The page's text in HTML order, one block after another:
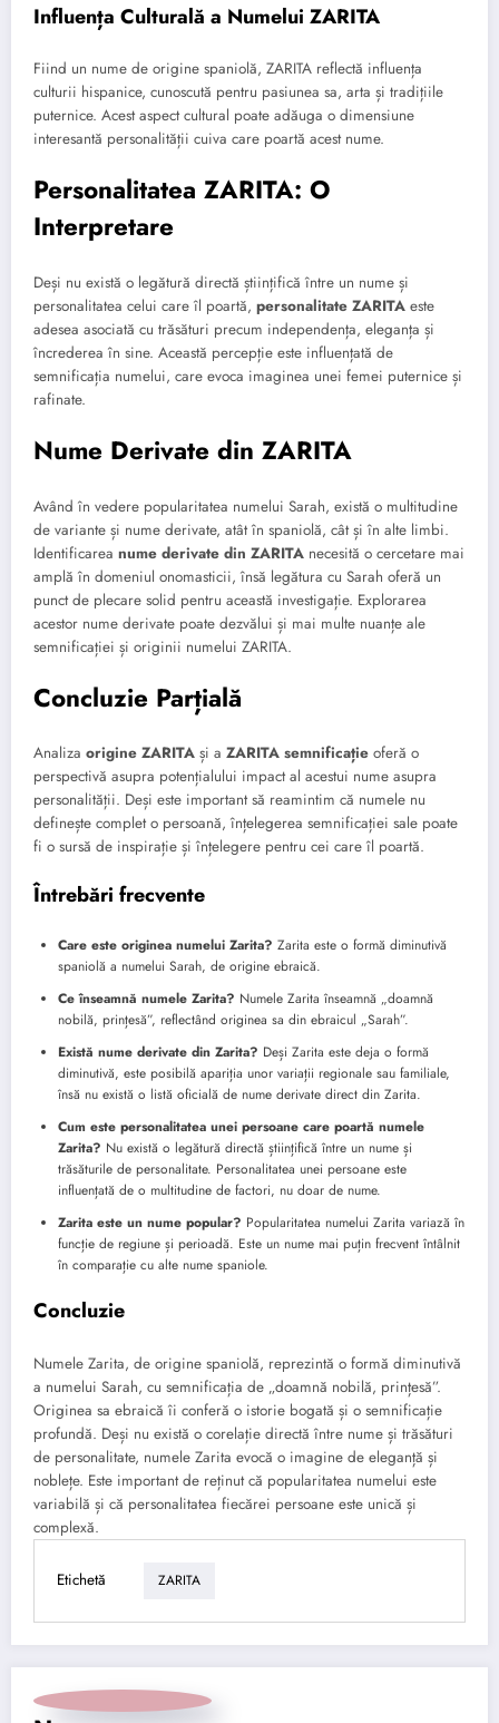
Influența Culturală a Numelui ZARITA
Fiind un nume de origine spaniolă, ZARITA reflectă influența
culturii hispanice, cunoscută pentru pasiunea sa, arta și tradițiile
puternice. Acest aspect cultural poate adăuga o dimensiune
interesantă personalității cuiva care poartă acest nume.
Personalitatea ZARITA: O
Interpretare
Deși nu există o legătură directă științifică între un nume și
personalitatea celui care îl poartă, personalitate ZARITA este
adesea asociată cu trăsături precum independența, eleganța și
încrederea în sine. Această percepție este influențată de
semnificația numelui, care evoca imaginea unei femei puternice și
rafinate.
Nume Derivate din ZARITA
Având în vedere popularitatea numelui Sarah, există o multitudine
de variante și nume derivate, atât în spaniolă, cât și în alte limbi.
Identificarea nume derivate din ZARITA necesită o cercetare mai
amplă în domeniul onomasticii, însă legătura cu Sarah oferă un
punct de plecare solid pentru această investigație. Explorarea
acestor nume derivate poate dezvălui și mai multe nuanțe ale
semnificației și originii numelui ZARITA.
Concluzie Parțială
Analiza origine ZARITA și a ZARITA semnificație oferă o
perspectivă asupra potențialului impact al acestui nume asupra
personalității. Deși este important să reamintim că numele nu
definește complet o persoană, înțelegerea semnificației sale poate
fi o sursă de inspirație și înțelegere pentru cei care îl poartă.
Întrebări frecvente
Care este originea numelui Zarita? Zarita este o formă diminutivă
spaniolă a numelui Sarah, de origine ebraică.
Ce înseamnă numele Zarita? Numele Zarita înseamnă „doamnă
nobilă, prințesă”, reflectând originea sa din ebraicul „Sarah”.
Există nume derivate din Zarita? Deși Zarita este deja o formă
diminutivă, este posibilă apariția unor variații regionale sau familiale,
însă nu există o listă oficială de nume derivate direct din Zarita.
Cum este personalitatea unei persoane care poartă numele
Zarita? Nu există o legătură directă științifică între un nume și
trăsăturile de personalitate. Personalitatea unei persoane este
influențată de o multitudine de factori, nu doar de nume.
Zarita este un nume popular? Popularitatea numelui Zarita variază în
funcție de regiune și perioadă. Este un nume mai puțin frecvent întâlnit
în comparație cu alte nume spaniole.
Concluzie
Numele Zarita, de origine spaniolă, reprezintă o formă diminutivă
a numelui Sarah, cu semnificația de „doamnă nobilă, prințesă”.
Originea sa ebraică îi conferă o istorie bogată și o semnificație
profundă. Deși nu există o corelație directă între nume și trăsături
de personalitate, numele Zarita evocă o imagine de eleganță și
noblețe. Este important de reținut că popularitatea numelui este
variabilă și că personalitatea fiecărei persoane este unică și
complexă.
Etichetă ZARITA